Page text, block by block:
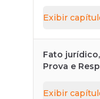
Exibir
Fato
Prova e
Exibir